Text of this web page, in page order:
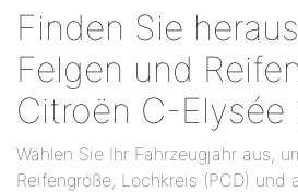
Finden Sie
Felgen und
Citroën C-Elysée
Wählen Sie Ihr Fahrzeugjahr aus,
Reifengröße, Lochkreis (PCD) und